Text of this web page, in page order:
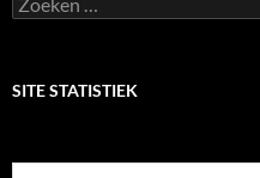
naar:
SITE STATISTIEK